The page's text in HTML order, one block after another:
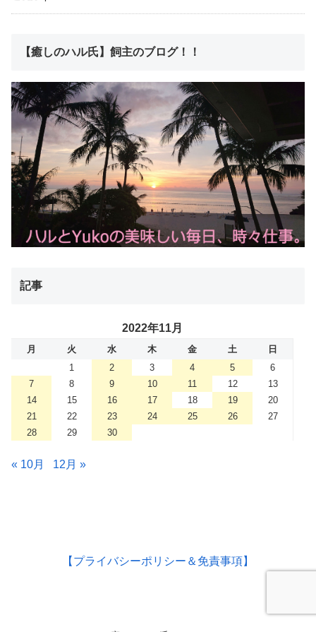
【癒しのハル氏】飼主のブログ！！
記事
2022年11月
月 火 水 木 金 土
日
1
2 3 4 5
6
7
8 9 10 11 12
13
14
15 16 17 18 19
20
21
22 23 24 25 26
27
28
29 30
« 10月 12月 »
【プライバシーポリシー＆免責事項】